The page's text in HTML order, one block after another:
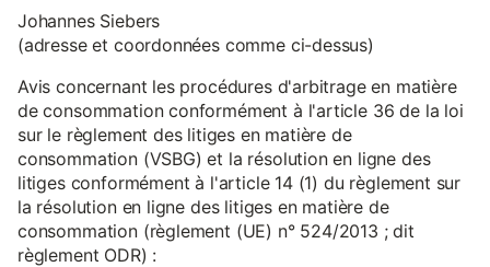
Johannes Siebers
(adresse et coordonnées comme ci-dessus)
Avis concernant les procédures d'arbitrage en matière
de consommation conformément à l'article 36 de la loi
sur le règlement des litiges en matière de
consommation (VSBG) et la résolution en ligne des
litiges conformément à l'article 14 (1) du règlement sur
la résolution en ligne des litiges en matière de
consommation (règlement (UE) n° 524/2013 ; dit
règlement ODR) :